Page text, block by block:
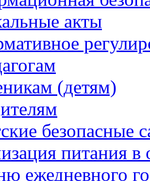
акты
(детям)
безопасные
питания в
ежедневного